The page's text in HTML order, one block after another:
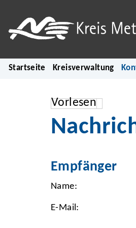
Startseite Kreisverwaltung
Vorlesen
Empfänger
Name:
E-Mail: